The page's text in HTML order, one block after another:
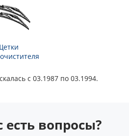
с 03.1987 по 03.1994.
есть вопросы?